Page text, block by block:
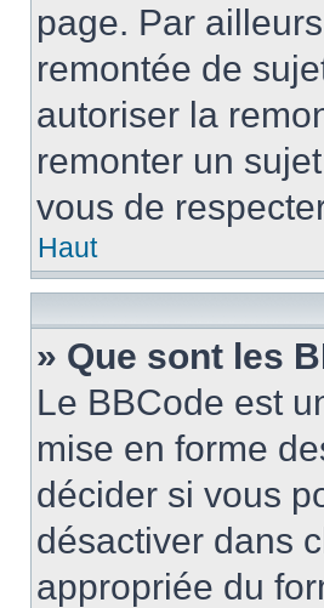
page. Par
remontée de
autoriser la
remonter un
vous de
Haut
» Que sont les
Le BBCode est
mise en forme
décider si vous
désactiver dans
appropriée du